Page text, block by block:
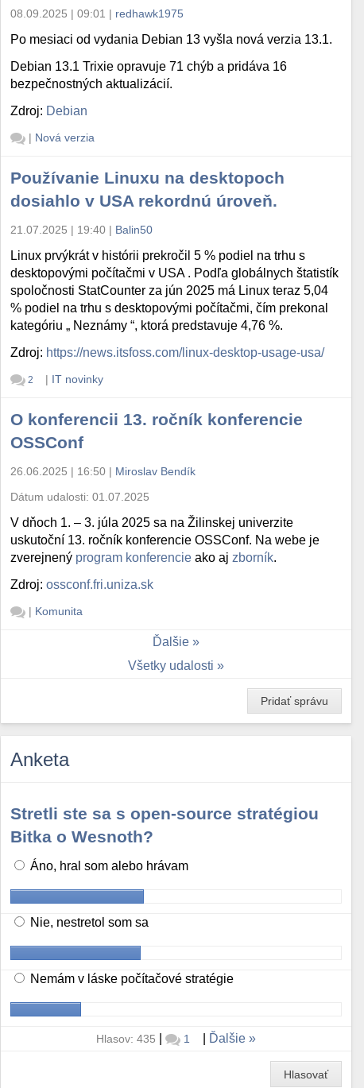
08.09.2025 | 09:01 | redhawk1975
Po mesiaci od vydania Debian 13 vyšla nová verzia 13.1.
Debian 13.1 Trixie opravuje 71 chýb a pridáva 16
bezpečnostných aktualizácií.
Zdroj: Debian
| Nová verzia
Používanie Linuxu na desktopoch
dosiahlo v USA rekordnú úroveň.
21.07.2025 | 19:40 | Balin50
Linux prvýkrát v histórii prekročil 5 % podiel na trhu s
desktopovými počítačmi v USA . Podľa globálnych štatistík
spoločnosti StatCounter za jún 2025 má Linux teraz 5,04
% podiel na trhu s desktopovými počítačmi, čím prekonal
kategóriu „ Neznámy “, ktorá predstavuje 4,76 %.
Zdroj: https://news.itsfoss.com/linux-desktop-usage-usa/
2 | IT novinky
O konferencii 13. ročník konferencie
OSSConf
26.06.2025 | 16:50 | Miroslav Bendík
Dátum udalosti:01.07.2025
V dňoch 1. – 3. júla 2025 sa na Žilinskej univerzite
uskutoční 13. ročník konferencie OSSConf. Na webe je
zverejnený program konferencie ako aj zborník.
Zdroj:ossconf.fri.uniza.sk
| Komunita
Ďalšie
Všetky udalosti
Pridať správu
Anketa
Stretli ste sa s open-source stratégiou
Bitka o Wesnoth?
Áno, hral som alebo hrávam
Nie, nestretol som sa
Nemám v láske počítačové stratégie
Hlasov: 435 | 1 Ďalšie
Hlasovať